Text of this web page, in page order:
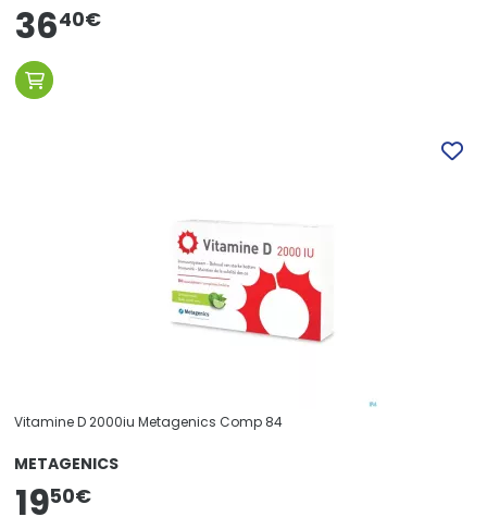
3640€
Vitamine D 2000iu Metagenics Comp 84
METAGENICS
1950€